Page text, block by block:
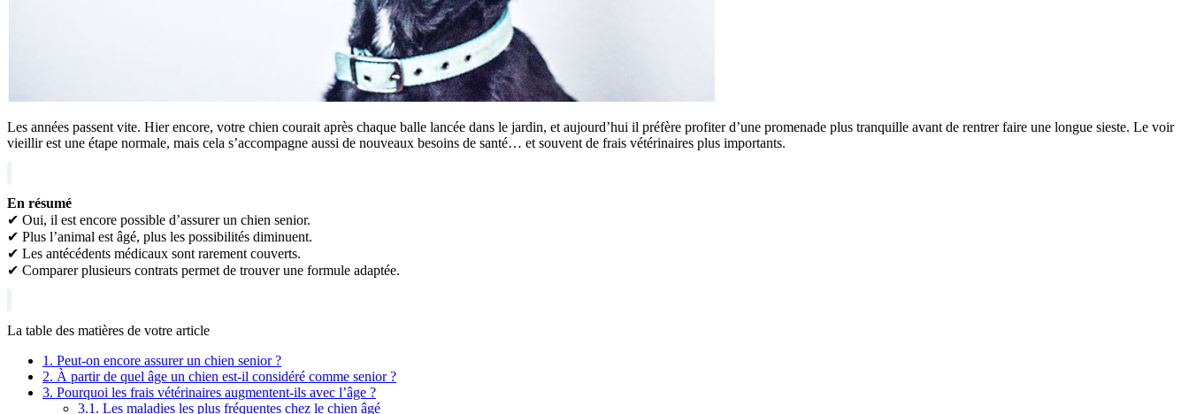
Les années passent vite. Hier encore, votre chien courait après chaque balle lancée dans le jardin, et aujourd’hui il préfère profiter d’une promenade plus tranquille avant de rentrer faire une longue sieste. Le voir
vieillir est une étape normale, mais cela s’accompagne aussi de nouveaux besoins de santé… et souvent de frais vétérinaires plus importants.
En résumé
✔ Oui, il est encore possible d’assurer un chien senior.
✔ Plus l’animal est âgé, plus les possibilités diminuent.
✔ Les antécédents médicaux sont rarement couverts.
✔ Comparer plusieurs contrats permet de trouver une formule adaptée.
La table des matières de votre article
1. Peut-on encore assurer un chien senior ?
2. À partir de quel âge un chien est-il considéré comme senior ?
3. Pourquoi les frais vétérinaires augmentent-ils avec l’âge ?
3.1. Les maladies les plus fréquentes chez le chien âgé